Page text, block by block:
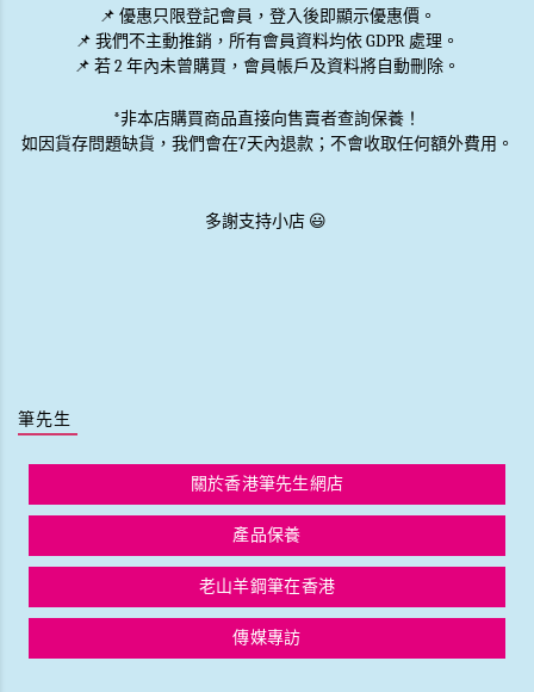
📌 優惠只限登記會員 ，登入後即顯示優惠價。
📌 我們不主動推銷 ，所有會員資料均依 GDPR 處理。
📌 若 2 年內未曾購買，會員帳戶及資料將自動刪除。
*非本店購買商品直接向售賣者查詢保養！
如因貨存問題缺貨，我們會在7天內退款；不會收取任何額外費用。
多謝支持小店 😃
筆先生
關於香港筆先生網店
產品保養
老山羊鋼筆在香港
傳媒專訪